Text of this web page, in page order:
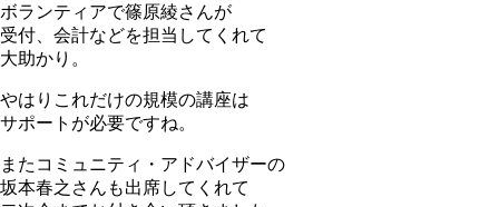
ボランティアで篠原綾さんが
受付、会計などを担当してくれて
大助かり。
やはりこれだけの規模の講座は
サポートが必要ですね。
またコミュニティ・アドバイザーの
坂本春之さんも出席してくれて